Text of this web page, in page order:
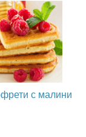
с малини